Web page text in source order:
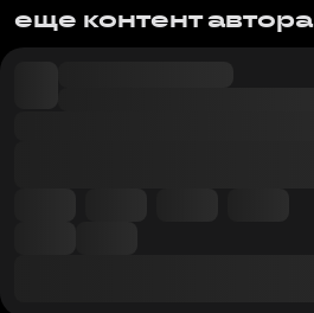
еще контент автора